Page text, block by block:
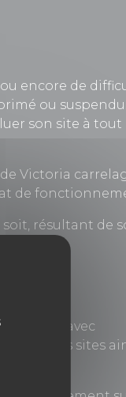
encore de
ou
son site à tout
Victoria
de
résultant de
place avec
des sites